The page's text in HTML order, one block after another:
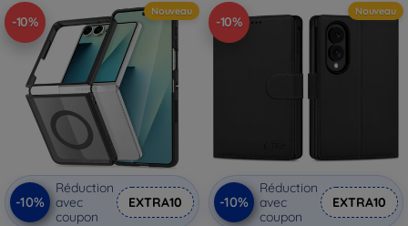
-10%
Nouveau
-10%
Réduction
avec
coupon
EXTRA10
-10%
Nouveau
-10%
Réduction
avec
coupon
EXTRA10